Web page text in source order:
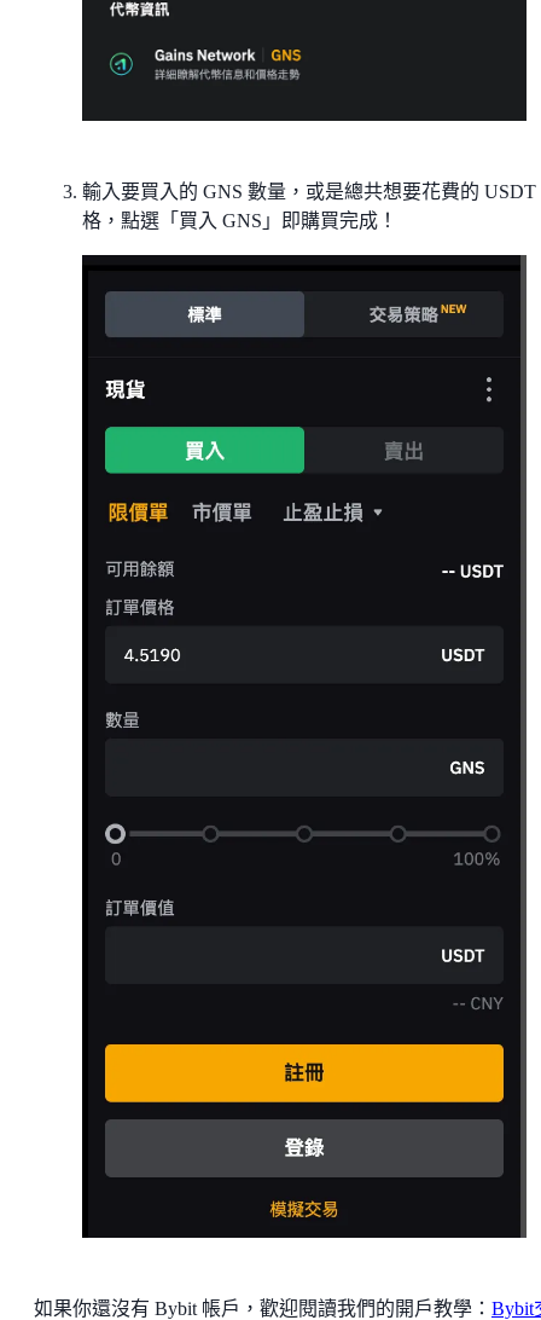
輸入要買入的 GNS 數量，或是總共想要花費的 USDT
格，點選「買入 GNS」即購買完成！
如果你還沒有 Bybit 帳戶，歡迎閱讀我們的開戶教學： Bybit